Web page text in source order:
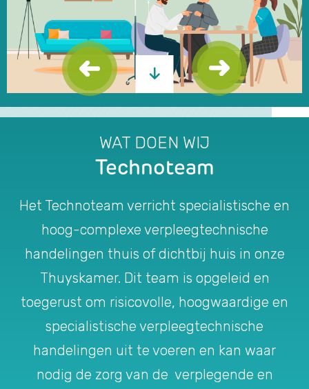
WAT DOEN WIJ
Technoteam
Het Technoteam verricht specialistische en
hoog-complexe verpleegtechnische
handelingen thuis of dichtbij huis in onze
Thuyskamer. Dit team is opgeleid en
toegerust om risicovolle, hoogwaardige en
specialistische verpleegtechnische
handelingen uit te voeren en kan waar
nodig de zorg van de verplegende en